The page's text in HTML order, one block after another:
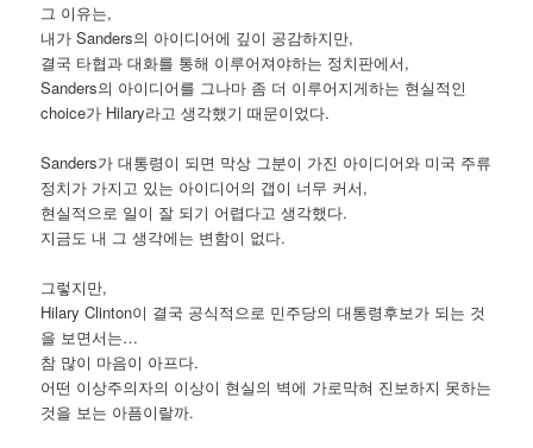
그 이유는,
내가 Sanders의 아이디어에 깊이 공감하지만,
결국 타협과 대화를 통해 이루어져야하는 정치판에서,
Sanders의 아이디어를 그나마 좀 더 이루어지게하는 현실적인
choice가 Hilary라고 생각했기 때문이었다.
Sanders가 대통령이 되면 막상 그분이 가진 아이디어와 미국 주류
정치가 가지고 있는 아이디어의 갭이 너무 커서,
현실적으로 일이 잘 되기 어렵다고 생각했다.
지금도 내 그 생각에는 변함이 없다.
그렇지만,
Hilary Clinton이 결국 공식적으로 민주당의 대통령후보가 되는 것
을 보면서는…
참 많이 마음이 아프다.
어떤 이상주의자의 이상이 현실의 벽에 가로막혀 진보하지 못하는
것을 보는 아픔이랄까.